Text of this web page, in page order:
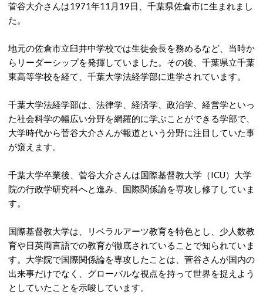
菅谷大介さんは1971年11月19日、千葉県佐倉市に生まれまし
た。
地元の佐倉市立臼井中学校では生徒会長を務めるなど、当時か
らリーダーシップを発揮していました。 その後、千葉県立千葉
東高等学校を経て、千葉大学法経学部に進学されています。
千葉大学法経学部は、法律学、経済学、政治学、経営学といっ
た社会科学の幅広い分野を網羅的に学ぶことができる学部で、
大学時代から菅谷大介さんが報道という分野に注目していた事
が窺えます。
千葉大学卒業後、菅谷大介さんは国際基督教大学（ICU）大学
院の行政学研究科へと進み、国際関係論を専攻し修了していま
す。
国際基督教大学は、リベラルアーツ教育を特色とし、少人数教
育や日英両言語での教育が徹底されていることで知られていま
す。大学院で国際関係論を専攻したことは、菅谷さんが国内の
出来事だけでなく、グローバルな視点を持って世界を捉えよう
としていたことを示唆しています。